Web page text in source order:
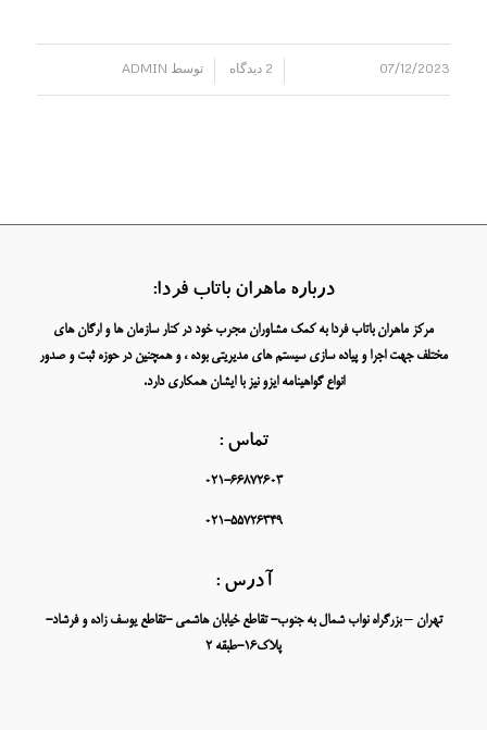
07/12/2023 2 دیدگاه توسط ADMIN
درباره ماهران باتاب فردا:
مرکز ماهران باتاب فردا به کمک مشاوران مجرب خود در کنار سازمان ها و ارگان های
مختلف جهت اجرا و پیاده سازی سیستم های مدیریتی بوده ، و همچنین در حوزه ثبت و صدور
انواع گواهینامه ایزو نیز با ایشان همکاری دارد.
تماس :
021-66872603
021-55726349
آدرس :
تهران – بزرگراه نواب شمال به جنوب- تقاطع خیابان هاشمی -تقاطع یوسف زاده و فرشاد-
پلاک16-طبقه 2